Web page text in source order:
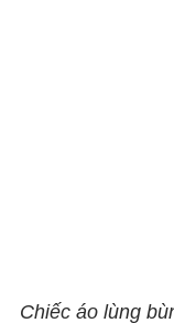
Chiếc áo lùng